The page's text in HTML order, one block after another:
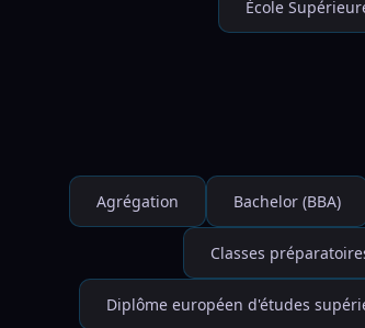
École
Agrégation Bachelor (BBA)
Classes
Diplôme européen d'études